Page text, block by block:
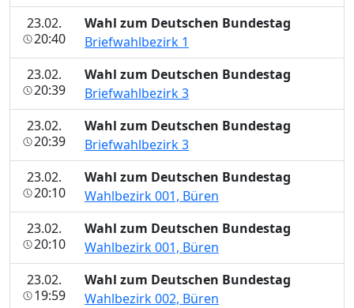
23.02.
20:40
Wahl zum Deutschen Bundestag
Briefwahlbezirk 1
23.02.
20:39
Wahl zum Deutschen Bundestag
Briefwahlbezirk 3
23.02.
20:39
Wahl zum Deutschen Bundestag
Briefwahlbezirk 3
23.02.
20:10
Wahl zum Deutschen Bundestag
Wahlbezirk 001, Büren
23.02.
20:10
Wahl zum Deutschen Bundestag
Wahlbezirk 001, Büren
23.02.
19:59
Wahl zum Deutschen Bundestag
Wahlbezirk 002, Büren